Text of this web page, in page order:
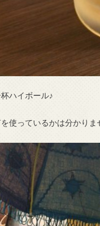
ハイボール♪
使っているかは分かりま